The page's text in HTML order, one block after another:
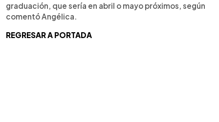
graduación, que sería en abril o mayo próximos, según
comentó Angélica.
REGRESAR A PORTADA